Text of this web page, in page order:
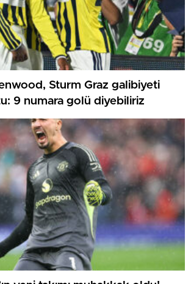
Sturm Graz galibiyeti
9 numara golü diyebiliriz